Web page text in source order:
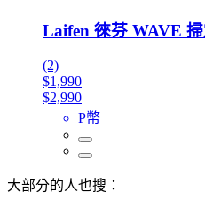
Laifen 徠芬 WAVE
(2)
$1,990
$2,990
P幣
大部分的人也搜：